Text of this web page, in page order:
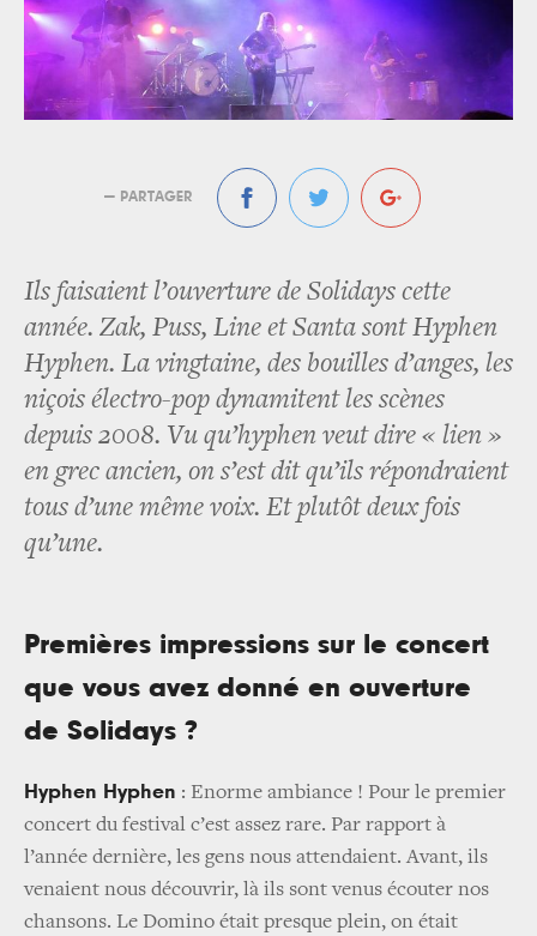
— PARTAGER
Ils faisaient l’ouverture de Solidays cette
année. Zak, Puss, Line et Santa sont Hyphen
Hyphen. La vingtaine, des bouilles d’anges, les
niçois électro-pop dynamitent les scènes
depuis 2008. Vu qu’hyphen veut dire « lien »
en grec ancien, on s’est dit qu’ils répondraient
tous d’une même voix. Et plutôt deux fois
qu’une.
Premières impressions sur le concert
que vous avez donné en ouverture
de Solidays ?
Hyphen Hyphen : Enorme ambiance ! Pour le premier
concert du festival c’est assez rare. Par rapport à
l’année dernière, les gens nous attendaient. Avant, ils
venaient nous découvrir, là ils sont venus écouter nos
chansons. Le Domino était presque plein, on était